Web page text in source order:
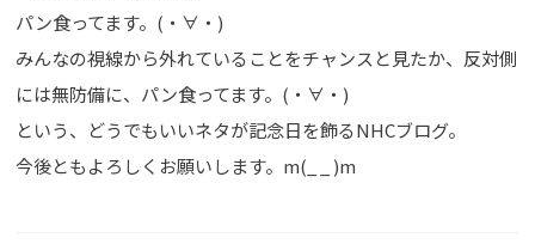
パン食ってます。(・∀・)
みんなの視線から外れていることをチャンスと見たか、反対側
には無防備に、パン食ってます。(・∀・)
という、どうでもいいネタが記念日を飾るNHCブログ。
今後ともよろしくお願いします。m(_ _ )m